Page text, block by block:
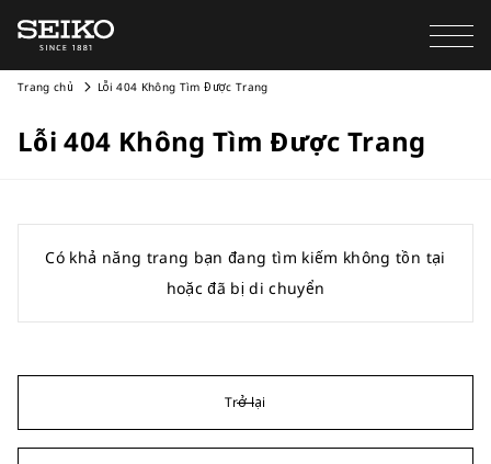
Trang chủ Lỗi 404 Không Tìm Được Trang
Lỗi 404 Không Tìm Được Trang
Có khả năng trang bạn đang tìm kiếm không tồn tại
hoặc đã bị di chuyển
Trở lại